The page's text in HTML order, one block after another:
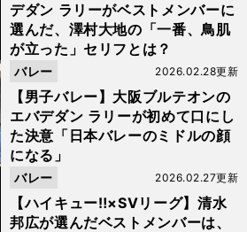
デダン ラリーがベストメンバーに
選んだ、澤村大地の「一番、鳥肌
が立った」セリフとは？
【男子バレー】大阪ブルテオンの
エバデダン ラリーが初めて口にし
た決意「日本バレーのミドルの顔
になる」
2026.02.28更新
バレー
【ハイキュー‼×SVリーグ】清水
邦広が選んだベストメンバーは、
2026.02.27更新
バレー